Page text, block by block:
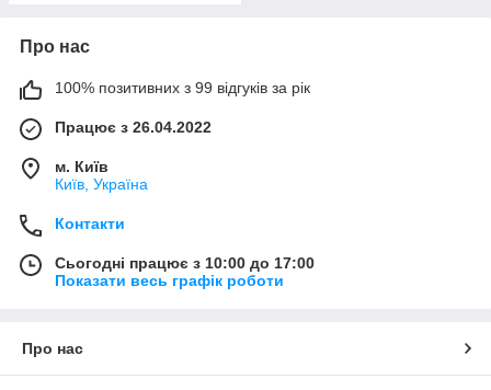
Про нас
100% позитивних з 99 відгуків за рік
Працює з 26.04.2022
м. Київ
Київ, Україна
Контакти
Сьогодні працює з 10:00 до 17:00
Показати весь графік роботи
Про нас